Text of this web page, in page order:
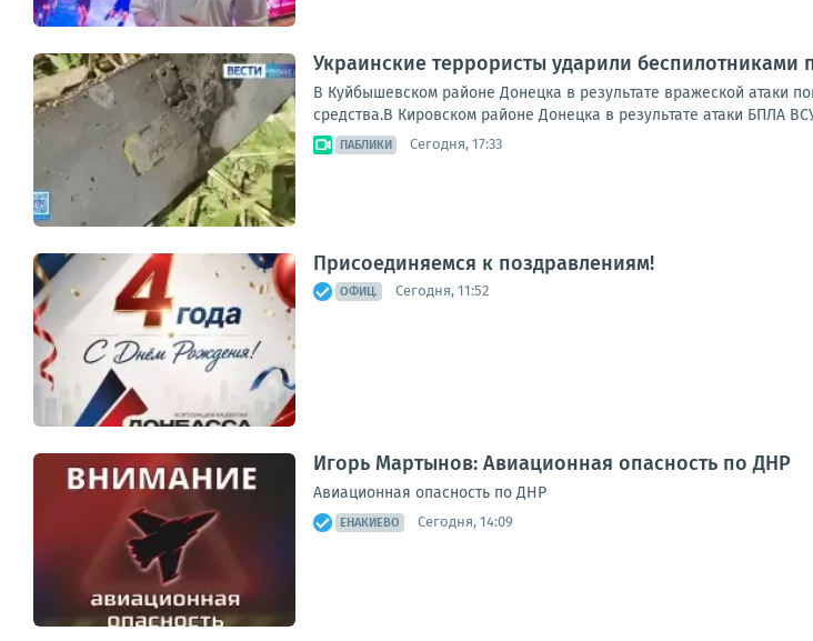
Украинские террористы ударили беспилотниками
В Куйбышевском районе Донецка в результате вражеской атаки
средства.В Кировском районе Донецка в результате атаки БПЛА
ПАБЛИКИ Сегодня, 17:33
Присоединяемся к поздравлениям!
ОФИЦ. Сегодня, 11:52
Игорь Мартынов: Авиационная опасность по ДНР
Авиационная опасность по ДНР
ЕНАКИЕВО Сегодня, 14:09